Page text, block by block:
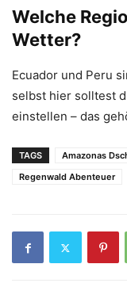
Welche
Wetter?
Ecuador und Peru
selbst hier solltest
einstellen – das
TAGS Amazonas
Regenwald Abenteuer